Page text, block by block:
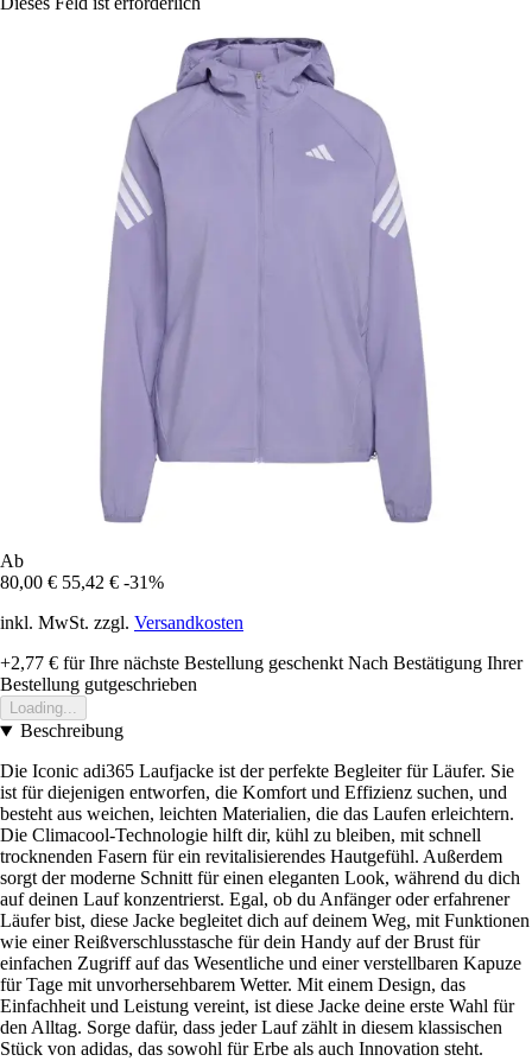
Ab
80,00 € 55,42 € -31%
inkl. MwSt. zzgl. Versandkosten
+2,77 € für Ihre nächste Bestellung geschenkt Nach Bestätigung Ihrer
Bestellung gutgeschrieben
Loading...
Beschreibung
Die Iconic adi365 Laufjacke ist der perfekte Begleiter für Läufer. Sie
ist für diejenigen entworfen, die Komfort und Effizienz suchen, und
besteht aus weichen, leichten Materialien, die das Laufen erleichtern.
Die Climacool-Technologie hilft dir, kühl zu bleiben, mit schnell
trocknenden Fasern für ein revitalisierendes Hautgefühl. Außerdem
sorgt der moderne Schnitt für einen eleganten Look, während du dich
auf deinen Lauf konzentrierst. Egal, ob du Anfänger oder erfahrener
Läufer bist, diese Jacke begleitet dich auf deinem Weg, mit Funktionen
wie einer Reißverschlusstasche für dein Handy auf der Brust für
einfachen Zugriff auf das Wesentliche und einer verstellbaren Kapuze
für Tage mit unvorhersehbarem Wetter. Mit einem Design, das
Einfachheit und Leistung vereint, ist diese Jacke deine erste Wahl für
den Alltag. Sorge dafür, dass jeder Lauf zählt in diesem klassischen
Stück von adidas, das sowohl für Erbe als auch Innovation steht.